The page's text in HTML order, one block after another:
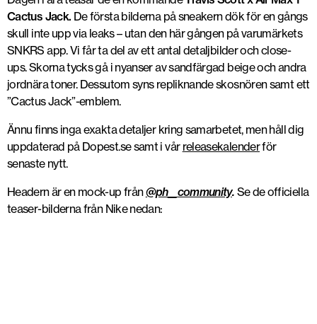
Cactus Jack. De första bilderna på sneakern dök för en gångs
skull inte upp via leaks – utan den här gången på varumärkets
SNKRS app. Vi får ta del av ett antal detaljbilder och close-
ups. Skorna tycks gå i nyanser av sandfärgad beige och andra
jordnära toner. Dessutom syns repliknande skosnören samt ett
”Cactus Jack”-emblem.
Ännu finns inga exakta detaljer kring samarbetet, men håll dig
uppdaterad på Dopest.se samt i vår releasekalenderför
senaste nytt.
Headern är en mock-up från@ph__community. Se de officiella
teaser-bilderna från Nike nedan: